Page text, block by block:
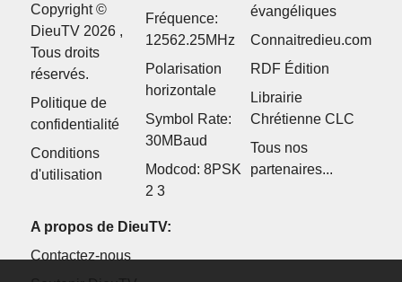
Copyright ©
DieuTV 2026 ,
Tous droits
réservés.
Politique de
confidentialité
Conditions
d'utilisation
Fréquence:
12562.25MHz
Polarisation
horizontale
Symbol Rate:
30MBaud
Modcod: 8PSK
2 3
évangéliques
Connaitredieu.com
RDF Édition
Librairie
Chrétienne CLC
Tous nos
partenaires...
A propos de DieuTV:
Contactez-nous